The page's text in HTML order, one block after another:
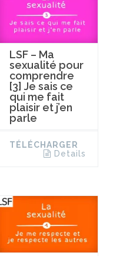
LSF – Ma
sexualité pour
comprendre
[3] Je sais ce
qui me fait
plaisir et j’en
parle
TÉLÉCHARGER
Details